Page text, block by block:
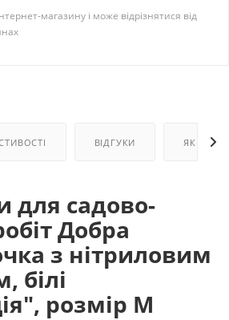
магазину і може відрізнятися від
ВІДГУКИ ЯК
для садово-
Добра
з нітриловим
білі
розмір М